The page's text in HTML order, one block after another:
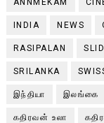
INDIA NEWS
RASIPALAN
SRILANKA
இந்தியா இலங்கை
கதிரவன் உலா